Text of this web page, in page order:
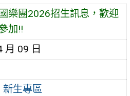
樂團2026招生訊息，歡迎
加!!
月 09 日
新生專區